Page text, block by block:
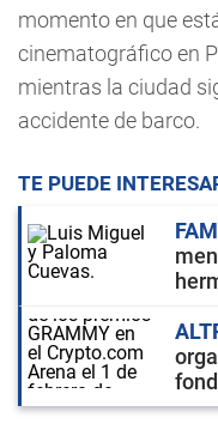
momento en que
cinematográfico en
mientras la ciudad
accidente de barco.
TE PUEDE